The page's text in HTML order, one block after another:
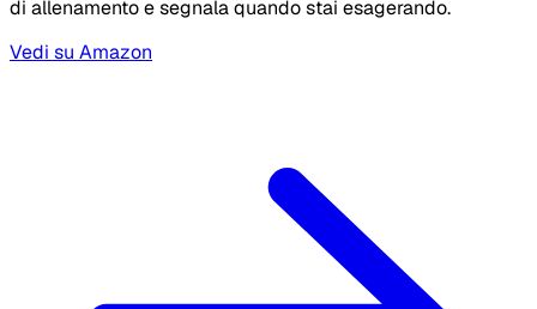
di allenamento e segnala quando stai esagerando.
Vedi su Amazon